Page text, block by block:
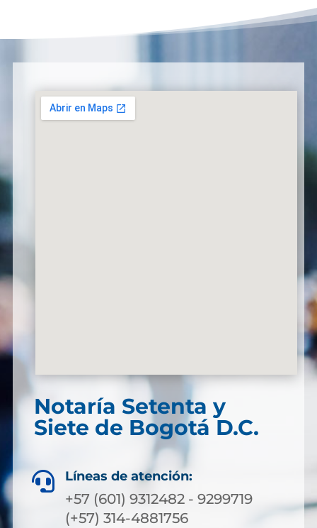
Notaría Setenta y
Siete de Bogotá D.C.
 Líneas de atención:
+57 (601) 9312482 - 9299719
(+57) 314-4881756